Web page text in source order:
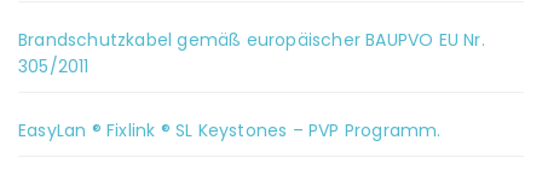
Brandschutzkabel gemäß europäischer BAUPVO EU Nr.
305/2011
EasyLan ® Fixlink ® SL Keystones – PVP Programm.